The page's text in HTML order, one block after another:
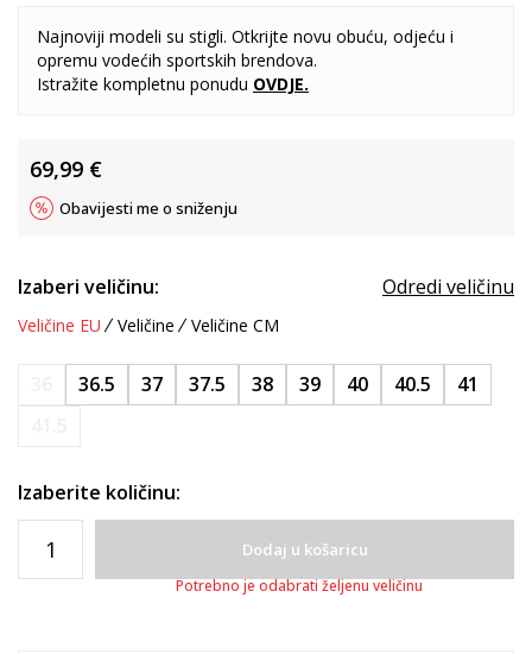
Najnoviji modeli su stigli. Otkrijte novu obuću, odjeću i
opremu vodećih sportskih brendova.
Istražite kompletnu ponudu OVDJE.
69,99 €
Obavijesti me o sniženju
Izaberi veličinu: Odredi veličinu
Veličine EU Veličine Veličine CM
36.5 37 37.5 38 39 40 40.5
41
Izaberite količinu:
Dodaj u košaricu
Potrebno je odabrati željenu veličinu